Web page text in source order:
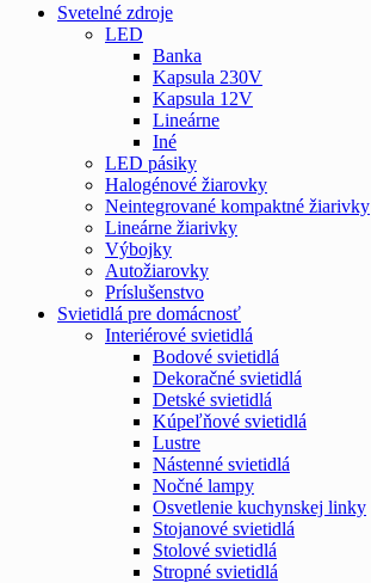
Svetelné zdroje
LED
Banka
Kapsula 230V
Kapsula 12V
Lineárne
Iné
LED pásiky
Halogénové žiarovky
Neintegrované kompaktné žiarivky
Lineárne žiarivky
Výbojky
Autožiarovky
Príslušenstvo
Svietidlá pre domácnosť
Interiérové svietidlá
Bodové svietidlá
Dekoračné svietidlá
Detské svietidlá
Kúpeľňové svietidlá
Lustre
Nástenné svietidlá
Nočné lampy
Osvetlenie kuchynskej linky
Stojanové svietidlá
Stolové svietidlá
Stropné svietidlá